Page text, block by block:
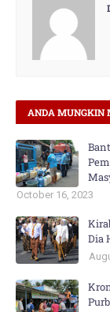
ANDA MUNGKIN
October 16, 2023
Dia